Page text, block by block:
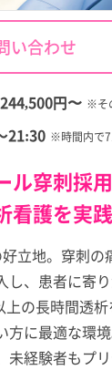
い合わせ
244,500円〜 ※そ
21:30 ※時間内で
ル穿刺採
看護を実践
立地。穿刺の
し、患者に寄
の長時間透析
方に最適な環
未経験者もプ